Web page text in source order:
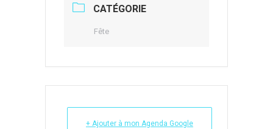
CATÉGORIE
Fête
+ Ajouter à mon Agenda Google